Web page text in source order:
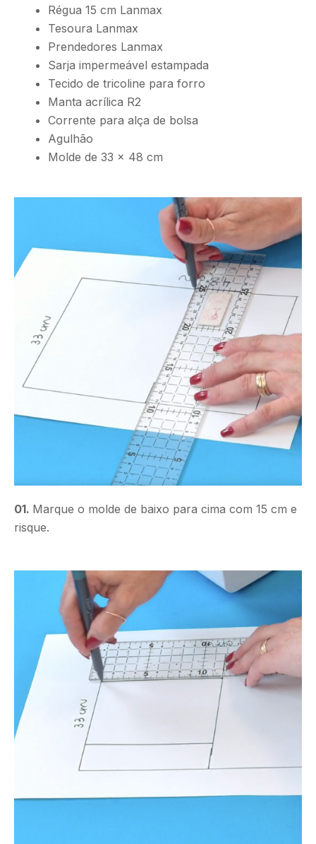
Régua 15 cm Lanmax
Tesoura Lanmax
Prendedores Lanmax
Sarja impermeável estampada
Tecido de tricoline para forro
Manta acrílica R2
Corrente para alça de bolsa
Agulhão
Molde de 33 x 48 cm
01. Marque o molde de baixo para cima com 15 cm e
risque.